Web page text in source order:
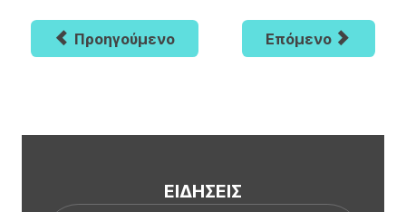
Προηγούμενο Επόμενο
ΕΙΔΉΣΕΙΣ